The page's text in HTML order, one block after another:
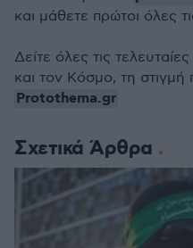
Σχετικά Άρθρα
και μάθετε πρώτοι όλες
Δείτε όλες τις τελευταίες
και τον Κόσμο, τη
Protothema.gr